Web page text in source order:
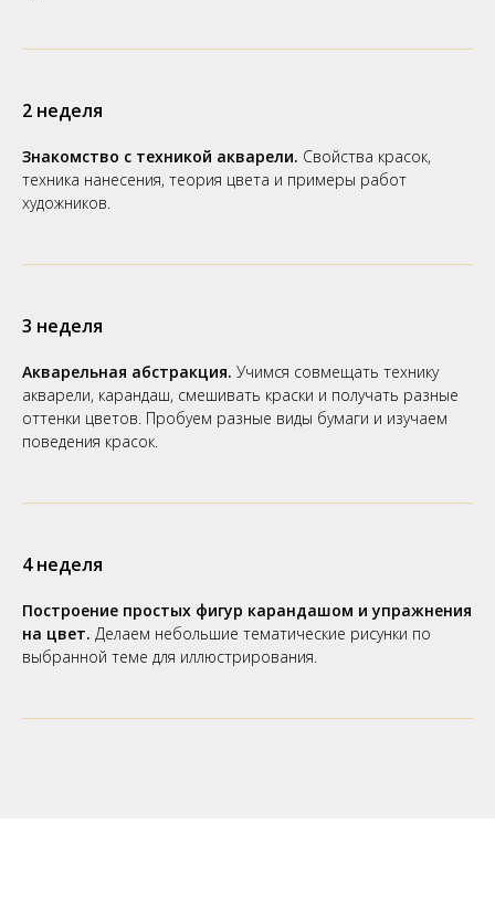
2 неделя
Знакомство с техникой акварели. Свойства красок,
техника нанесения, теория цвета и примеры работ
художников.
3 неделя
Акварельная абстракция. Учимся совмещать технику
акварели, карандаш, смешивать краски и получать разные
оттенки цветов. Пробуем разные виды бумаги и изучаем
поведения красок.
4 неделя
Построение простых фигур карандашом и упражнения
на цвет. Делаем небольшие тематические рисунки по
выбранной теме для иллюстрирования.